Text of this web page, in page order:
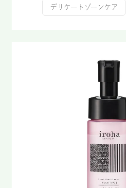
デリケートゾーンケア